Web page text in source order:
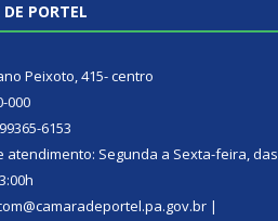
PORTEL
Peixoto, 415- centro
000
6153
atendimento: Segunda a Sexta-feira, das
|